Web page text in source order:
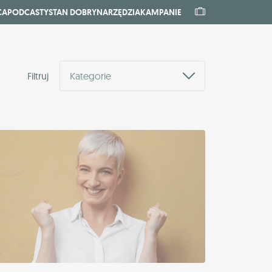
PODCASTYSTAN DOBRYNARZĘDZIAKAMPANIE
Filtruj Kategorie